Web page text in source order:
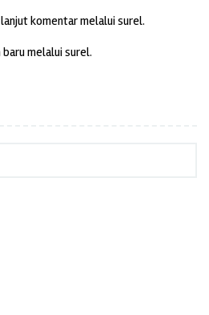
komentar melalui surel.
melalui surel.